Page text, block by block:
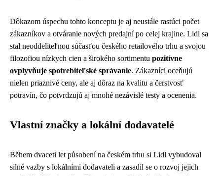
Dôkazom úspechu tohto konceptu je aj neustále rastúci počet
zákazníkov a otváranie nových predajní po celej krajine. Lidl sa
stal neoddeliteľnou súčasťou českého retailového trhu a svojou
filozofiou nízkych cien a širokého sortimentu pozitívne
ovplyvňuje spotrebiteľské správanie. Zákazníci oceňujú
nielen priaznivé ceny, ale aj dôraz na kvalitu a čerstvosť
potravín, čo potvrdzujú aj mnohé nezávislé testy a ocenenia.
Vlastní značky a lokální dodavatelé
Během dvaceti let působení na českém trhu si Lidl vybudoval
silné vazby s lokálními dodavateli a zasadil se o rozvoj jejich